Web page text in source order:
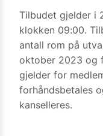
Tilbudet gjelder i
klokken 09:00.
antall rom på
oktober 2023 og
gjelder for
forhåndsbetales
kanselleres.